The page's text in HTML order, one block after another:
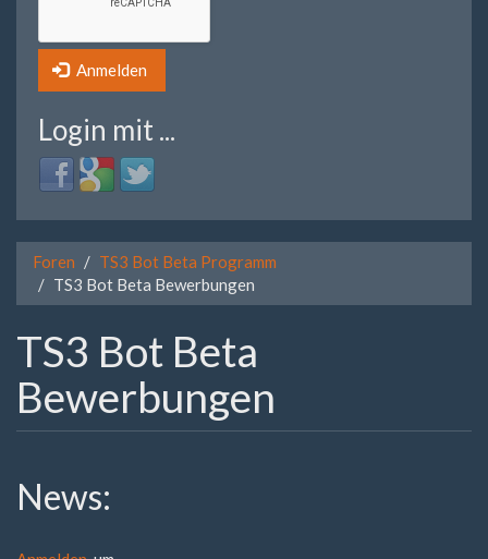
Anmelden
Login mit ...
Login
with
Login
with
Login
with
Foren
TS3 Bot Beta Programm
TS3 Bot Beta Bewerbungen
TS3 Bot Beta
Bewerbungen
News: